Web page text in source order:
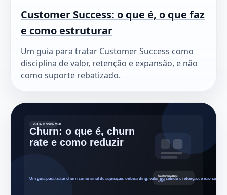
Customer Success: o que é, o que faz
e como estruturar
Um guia para tratar Customer Success como
disciplina de valor, retenção e expansão, e não
como suporte rebatizado.